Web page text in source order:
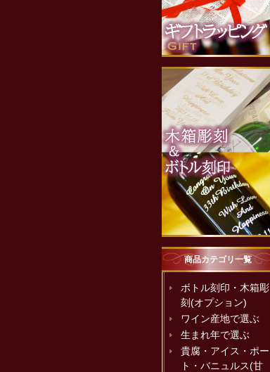
商品カテゴリ一覧
ボトル刻印・木箱彫
刻(オプション)
ワイン産地で選ぶ
生まれ年で選ぶ
貴腐・アイス・ポー
ト・バニュルス(甘